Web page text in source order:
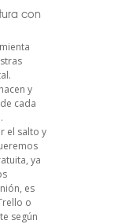
con
y
cada
el salto y
ya
es
o
según